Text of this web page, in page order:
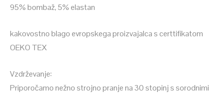
95% bombaž, 5% elastan
kakovostno blago evropskega proizvajalca s certtifikatom
OEKO TEX
Vzdrževanje:
Priporočamo nežno strojno pranje na 30 stopinj s sorodnimi